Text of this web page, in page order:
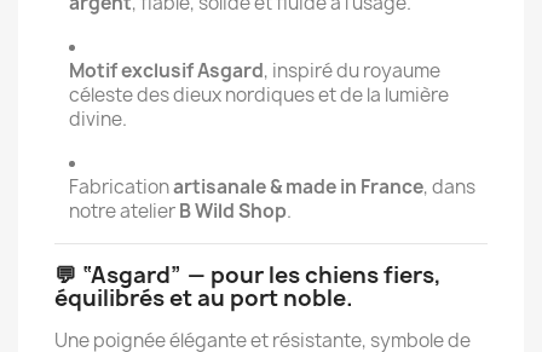
Motif exclusif Asgard, inspiré du royaume
céleste des dieux nordiques et de la lumière
divine.
Fabricationartisanale & made in France, dans
notre atelierB Wild Shop.
💬 “Asgard” — pour les chiens fiers,
équilibrés et au port noble.
Une poignée élégante et résistante, symbole de